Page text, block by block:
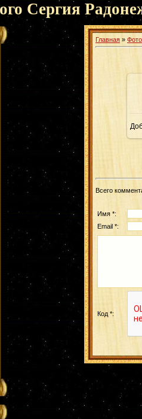
Сергия
Главная »
Всего
Имя *:
Email *:
Код *: